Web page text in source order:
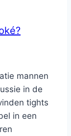
mannen
in de
tights
in een